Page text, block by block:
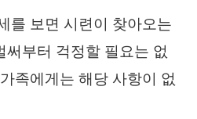
를 보면 시련이 찾아오는
부터 걱정할 필요는 없
족에게는 해당 사항이 없